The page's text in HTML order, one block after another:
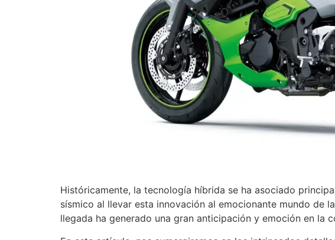
Históricamente, la tecnología híbrida se ha asociado
sísmico al llevar esta innovación al emocionante mundo de
llegada ha generado una gran anticipación y emoción en